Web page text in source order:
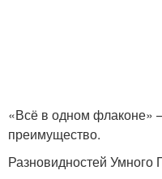
«Всё в одном флаконе»
преимущество.
Разновидностей Умного